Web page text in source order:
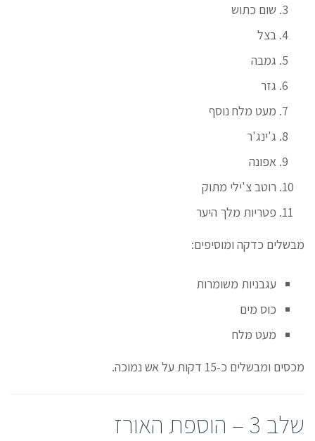
שום כתוש
בצל
גמבה
גזר
מעט מלח נוסף
ג'ינג'ר
אפונה
רוטב צ'ילי מתוק
פטריות מלך היער
מבשלים כדקה ומוסיפים:
עגבניות משומרות
כוס מים
מעט מלח
מכסים ומבשלים כ-15 דקות על אש נמוכה.
שלב 3 – הוספת האורז